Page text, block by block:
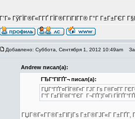
Г’Г» ГўГЇГ®Г«Г­ГҐ ГЇГ®Г­ГїГІГ­Г® Г°Г Г±Г±ГЄГ
Добавлено: Суббота, Сентября 1, 2012 10:49am
Andrew писал(а):
ГЂГ°ГІГҐГ¬ писал(а):
ГЏГ°ГҐГ¤ГЇГ®Г«Г ГЈГ Гѕ Г®Г¤Г­Г
Г°Г Г±ГЇГ®Г°ГЄГ Г¬ГҐГ¦Г¤Гі
ГЏГ®Г«Г­Г®Г±ГІГјГѕ Г±Г®ГЈГ«Г Г±ГҐГ­,